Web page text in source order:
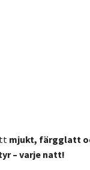
mjukt, färgglatt
– varje natt!